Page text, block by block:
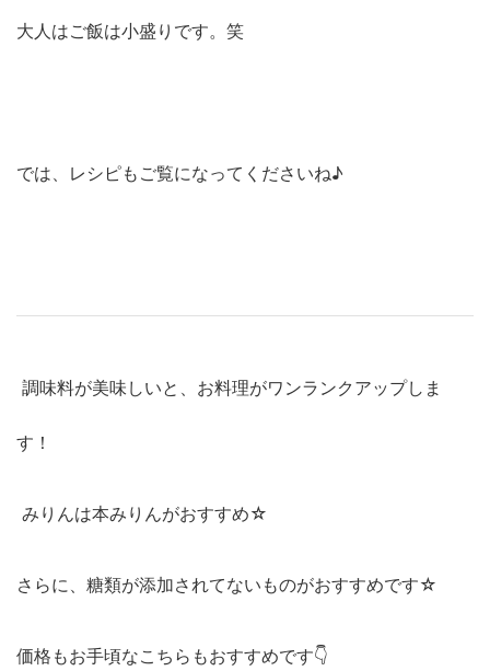
大人はご飯は小盛りです。笑
では、レシピもご覧になってくださいね♪
調味料が美味しいと、お料理がワンランクアップしま
す！
みりんは本みりんがおすすめ☆
さらに、糖類が添加されてないものがおすすめです☆
価格もお手頃なこちらもおすすめです👇